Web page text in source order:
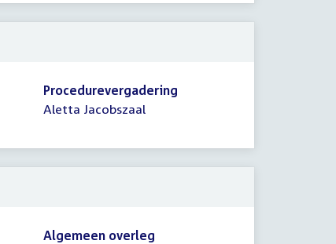
Procedurevergadering
Aletta Jacobszaal
Algemeen overleg